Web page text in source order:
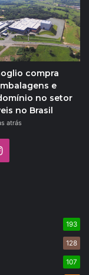
compra
e
no setor
no Brasil
atrás
Instagram
193
128
107